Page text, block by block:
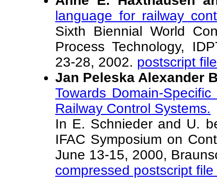
language for railway
Sixth Biennial World
Process Technology,
23-28, 2002. postscript
Jan Peleska Alexander
Towards Domain-
Railway Control Systems.
In E. Schnieder and U.
IFAC Symposium on
June 13-15, 2000,
compressed postscript